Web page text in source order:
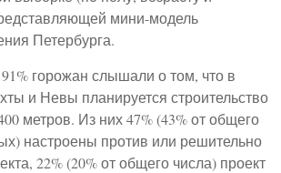
мини-модель
Петербурга.
горожан слышали о том, что в
и Невы планируется строительство
метров. Из них 47% (43% от общего
настроены против или решительно
22% (20% от общего числа) проект